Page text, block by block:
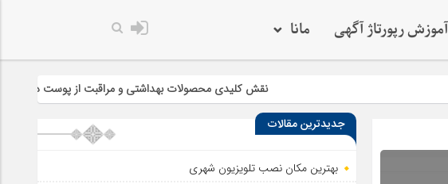
آموزش رپورتاژ آگهی مانا
نقش کلیدی محصولات بهداشتی و مراقبت از پوست در سلامت و زیبایی
جدیدترین مقالات
بهترین مکان نصب تلویزیون شهری